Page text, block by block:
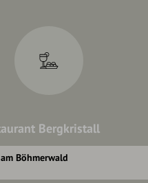
Bergkristall
Böhmerwald